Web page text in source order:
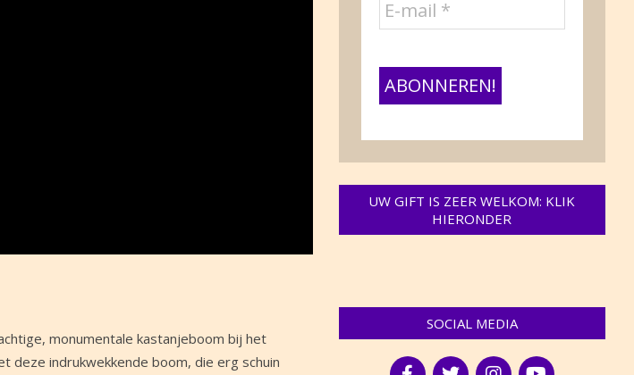
monumentale kastanjeboom bij het
deze indrukwekkende boom, die erg schuin
UW GIFT IS ZEER WELKOM: KLIK
HIERONDER
SOCIAL MEDIA